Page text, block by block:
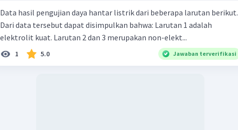
Data hasil pengujian daya hantar listrik dari beberapa larutan berikut.
Dari data tersebut dapat disimpulkan bahwa: Larutan 1 adalah
elektrolit kuat. Larutan 2 dan 3 merupakan non-elekt...
1 5.0 Jawaban terverifikasi